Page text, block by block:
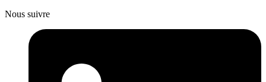
Nous suivre